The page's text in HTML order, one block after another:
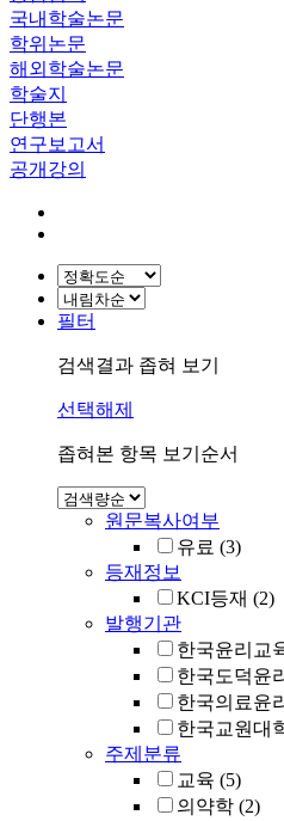
국내학술논문
학위논문
해외학술논문
학술지
단행본
연구보고서
공개강의
필터
검색결과 좁혀 보기
선택해제
좁혀본 항목 보기순서
원문복사여부
유료 (3)
등재정보
KCI등재 (2)
발행기관
한국윤리교
한국도덕윤
한국의료윤
한국교원대
주제분류
교육 (5)
의약학 (2)